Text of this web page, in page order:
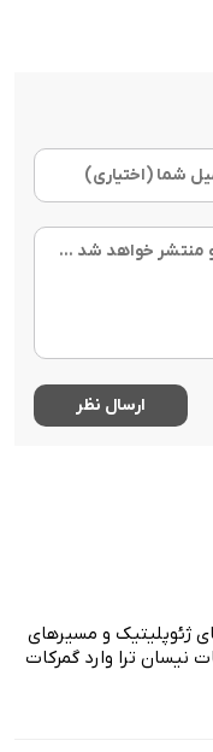
ژئوپلیتیک و مسیرهای
نیسان ترا وارد گمرکات